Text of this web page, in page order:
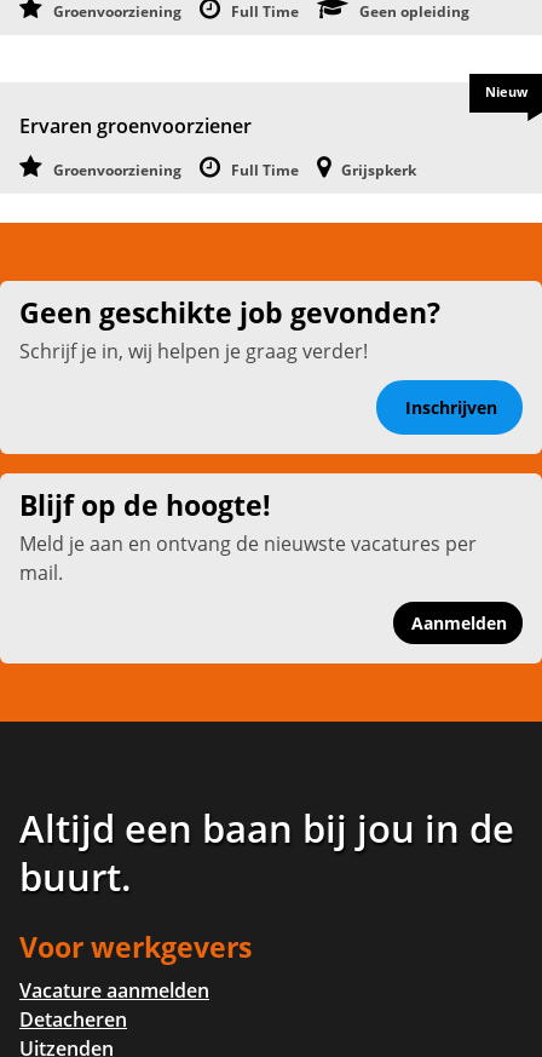
Groenvoorziening Full Time Geen opleiding
Ervaren groenvoorziener
Groenvoorziening Full Time Grijspkerk
Nieuw
Geen geschikte job gevonden?
Schrijf je in, wij helpen je graag verder!
Inschrijven
Blijf op de hoogte!
Meld je aan en ontvang de nieuwste vacatures per
mail.
Aanmelden
Altijd een baan bij jou in de
buurt.
Voor werkgevers
Vacature aanmelden
Detacheren
Uitzenden